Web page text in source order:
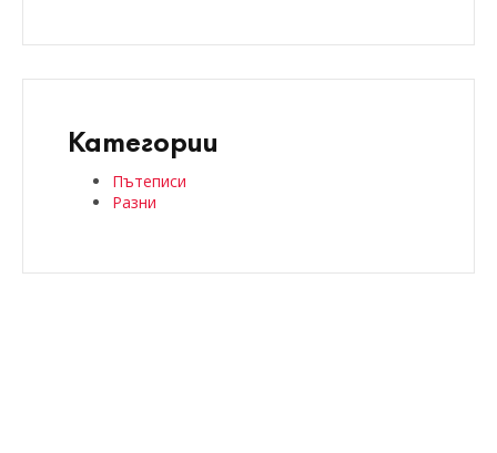
Категории
Пътеписи
Разни